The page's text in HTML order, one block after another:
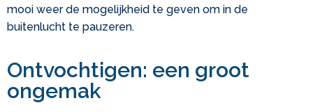
mooi weer de mogelijkheid te geven om in de
buitenlucht te pauzeren.
Ontvochtigen: een groot
ongemak